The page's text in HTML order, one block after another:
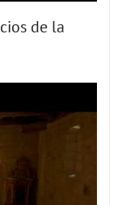
de la